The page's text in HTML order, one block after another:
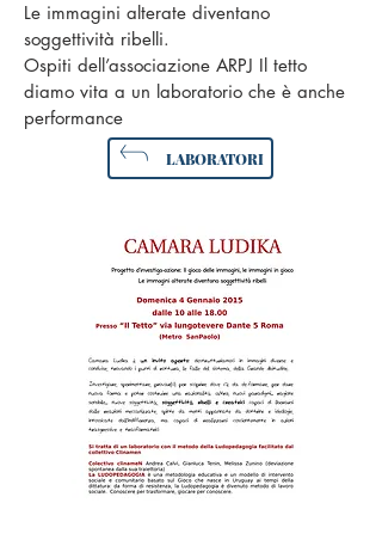
Le immagini alterate diventano
soggettività ribelli.
Ospiti dell’associazione ARPJ Il tetto
diamo vita a un laboratorio che è anche
performance
LABORATORI